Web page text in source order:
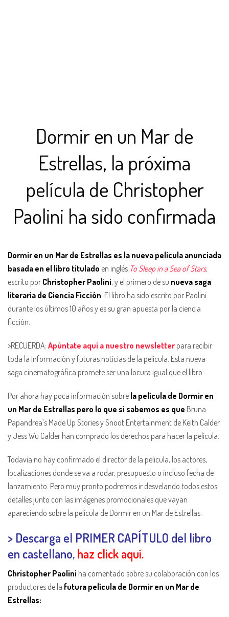
Dormir en un Mar de
Estrellas, la próxima
película de Christopher
Paolini ha sido confirmada
Dormir en un Mar de Estrellas es la nueva película anunciada
basada en el libro titulado en inglés To Sleep in a Sea of Stars,
escrito por Christopher Paolini, y el primero de su nueva saga
literaria de Ciencia Ficción. El libro ha sido escrito por Paolini
durante los últimos 10 años y es su gran apuesta por la ciencia
ficción.
>RECUERDA: Apúntate aquí a nuestro newsletter para recibir
toda la información y futuras noticias de la película. Esta nueva
saga cinematográfica promete ser una locura igual que el libro.
Por ahora hay poca información sobre la película de Dormir en
un Mar de Estrellas pero lo que si sabemos es que Bruna
Papandrea’s Made Up Stories y Snoot Entertainment de Keith Calder
y Jess Wu Calder han comprado los derechos para hacer la película.
Todavía no hay confirmado el director de la película, los actores,
localizaciones donde se va a rodar, presupuesto o incluso fecha de
lanzamiento. Pero muy pronto podremos ir desvelando todos estos
detalles junto con las imágenes promocionales que vayan
apareciendo sobre la película de Dormir en un Mar de Estrellas.
> Descarga el PRIMER CAPÍTULO del libro
en castellano,haz click aquí.
Christopher Paolini ha comentado sobre su colaboración con los
productores de la futura película de Dormir en un Mar de
Estrellas: